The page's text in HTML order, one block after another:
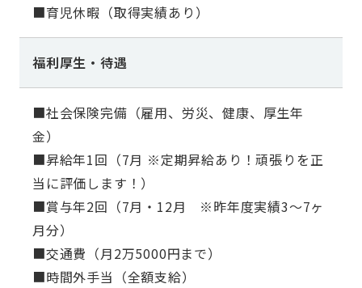
■育児休暇（取得実績あり）
福利厚生・待遇
■社会保険完備（雇用、労災、健康、厚生年
金）
■昇給年1回（7月 ※定期昇給あり！頑張りを正
当に評価します！）
■賞与年2回（7月・12月 ※昨年度実績3～7ヶ
月分）
■交通費（月2万5000円まで）
■時間外手当（全額支給）